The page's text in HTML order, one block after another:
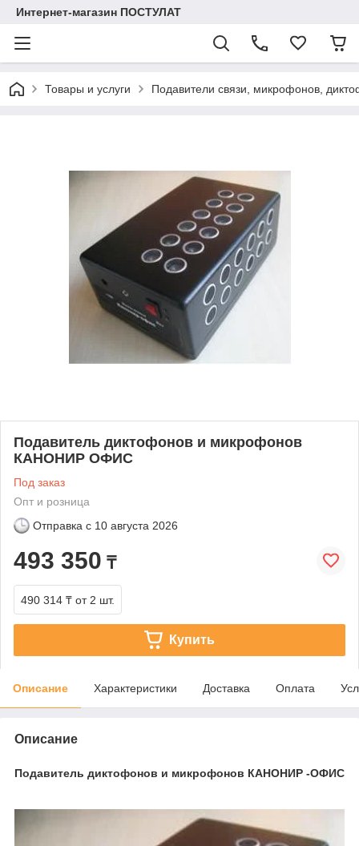
Интернет-магазин ПОСТУЛАТ
Товары и услуги Подавители связи, микрофонов,
Подавитель диктофонов и микрофонов
КАНОНИР ОФИС
Под заказ
Опт и розница
Отправка с 10 августа 2026
493 350 ₸
490 314 ₸ от 2 шт.
Купить
Описание Характеристики Доставка Оплата
Описание
Подавитель диктофонов и микрофонов КАНОНИР -ОФИС